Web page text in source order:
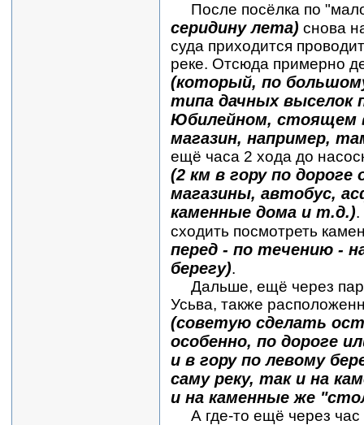
После посёлка по
серидину лета) снова
суда приходится
реке. Отсюда примерно
(который, по
типа дачных выселок
Юбилейном, стоящем
магазин, например,
ещё часа 2 хода до
(2 км в гору по
магазины, автобус,
каменные дома и т.д.).
сходить посмотреть
перед - по течению -
берегу).
Дальше, ещё через
Усьва, также
(советую сделать
особенно, по дороге
и в гору по левому
саму реку, так и на
и на каменные же
А где-то ещё через час